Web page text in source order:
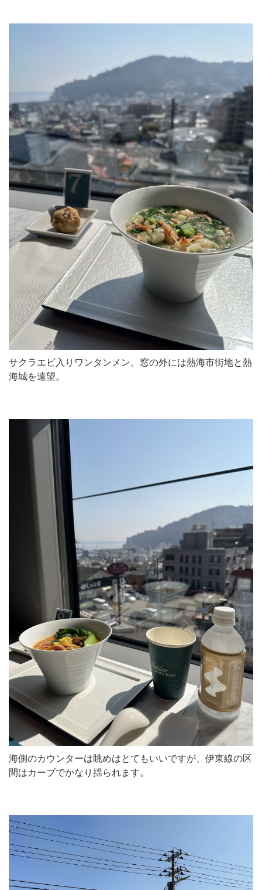
サクラエビ入りワンタンメン。窓の外には熱海市街地と熱
海城を遠望。
海側のカウンターは眺めはとてもいいですが、伊東線の区
間はカーブでかなり揺られます。